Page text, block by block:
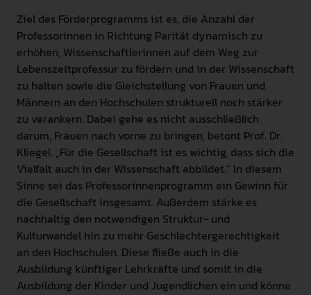
Ziel des Förderprogramms ist es, die Anzahl der
Professorinnen in Richtung Parität dynamisch zu
erhöhen, Wissenschaftlerinnen auf dem Weg zur
Lebenszeitprofessur zu fördern und in der Wissenschaft
zu halten sowie die Gleichstellung von Frauen und
Männern an den Hochschulen strukturell noch stärker
zu verankern. Dabei gehe es nicht ausschließlich
darum, Frauen nach vorne zu bringen, betont Prof. Dr.
Kliegel. „Für die Gesellschaft ist es wichtig, dass sich die
Vielfalt auch in der Wissenschaft abbildet.“ In diesem
Sinne sei das Professorinnenprogramm ein Gewinn für
die Gesellschaft insgesamt. Außerdem stärke es
nachhaltig den notwendigen Struktur- und
Kulturwandel hin zu mehr Geschlechtergerechtigkeit
an den Hochschulen. Diese fließe auch in die
Ausbildung künftiger Lehrkräfte und somit in die
Ausbildung der Kinder und Jugendlichen ein und könne